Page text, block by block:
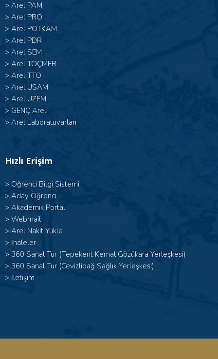
> Arel PAM
> Arel PRO
> Arel POTKAM
> Arel PDR
> Arel SEM
> Arel TOÇMER
> Arel TTO
> Arel USAM
> Arel UZEM
> GENÇ Arel
> Arel Laboratuvarları
Hızlı Erişim
> Öğrenci Bilgi Sistemi
> Aday Öğrenci
> Akademik Portal
> Webmail
> Arel Nakit Yükle
> İhaleler
> 360 Sanal Tur (Tepekent Kemal Gözükara Yerleşkesi)
> 360 Sanal Tur (Cevizlibağ Sağlık Yerleşkesi)
> İletişim